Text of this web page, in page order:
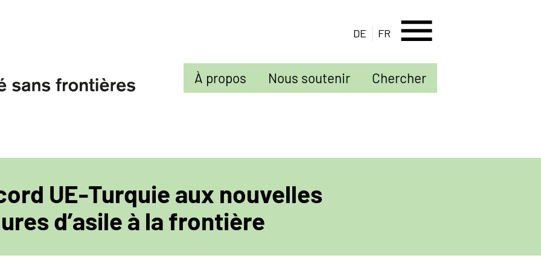
DE FR menu
Sekundarmenü
À propos Nous soutenir Chercher
UE-Turquie aux nouvelles
d’asile à la frontière